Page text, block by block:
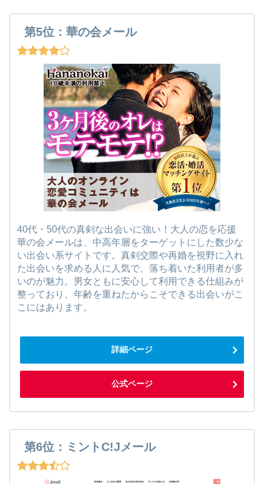
第5位：華の会メール
40代・50代の真剣な出会いに強い！大人の恋を応援
華の会メールは、中高年層をターゲットにした数少な
い出会い系サイトです。真剣交際や再婚を視野に入れ
た出会いを求める人に人気で、落ち着いた利用者が多
いのが魅力。男女ともに安心して利用できる仕組みが
整っており、年齢を重ねたからこそできる出会いがこ
こにはあります。
詳細ページ
公式ページ
第6位：ミントC!Jメール